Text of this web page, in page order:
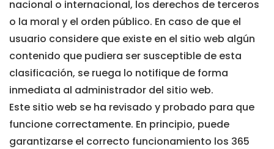
nacional o internacional, los derechos de terceros
o la moral y el orden público. En caso de que el
usuario considere que existe en el sitio web algún
contenido que pudiera ser susceptible de esta
clasificación, se ruega lo notifique de forma
inmediata al administrador del sitio web.
Este sitio web se ha revisado y probado para que
funcione correctamente. En principio, puede
garantizarse el correcto funcionamiento los 365